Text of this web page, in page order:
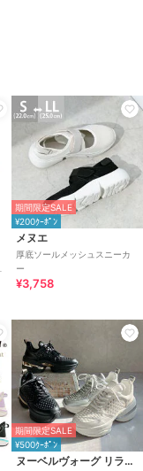
期間限定SALE
¥200ｸｰﾎﾟﾝ
メヌエ
厚底ソールメッシュスニーカ
ー
¥3,758
期間限定SALE
¥500ｸｰﾎﾟﾝ
ヌーベルヴォーグ リラックス